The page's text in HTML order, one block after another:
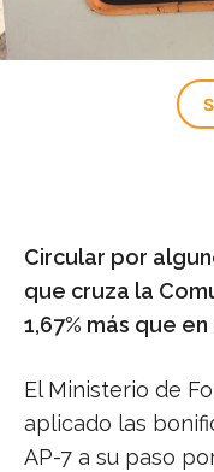
Circular por
que cruza la
1,67% más que en
El Ministerio de
aplicado las
AP-7 a su paso